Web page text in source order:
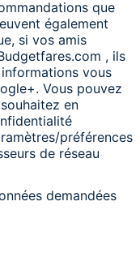
que
également
si vos amis
, ils
vous
Vous pouvez
en
préférences
de réseau
demandées